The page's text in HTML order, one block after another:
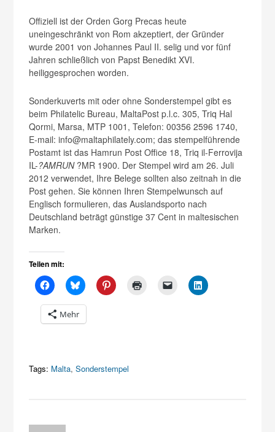
Offiziell ist der Orden Gorg Precas heute
uneingeschränkt von Rom akzeptiert, der Gründer
wurde 2001 von Johannes Paul II. selig und vor fünf
Jahren schließlich von Papst Benedikt XVI.
heiliggesprochen worden.
Sonderkuverts mit oder ohne Sonderstempel gibt es
beim Philatelic Bureau, MaltaPost p.l.c. 305, Triq Hal
Qormi, Marsa, MTP 1001, Telefon: 00356 2596 1740,
E-mail: info@maltaphilately.com; das stempelführende
Postamt ist das Hamrun Post Office 18, Triq il-Ferrovija
IL-?AMRUN?MR 1900. Der Stempel wird am 26. Juli
2012 verwendet, Ihre Belege sollten also zeitnah in die
Post gehen. Sie können Ihren Stempelwunsch auf
Englisch formulieren, das Auslandsporto nach
Deutschland beträgt günstige 37 Cent in maltesischen
Marken.
Teilen mit:
Mehr
Tags: Malta,Sonderstempel